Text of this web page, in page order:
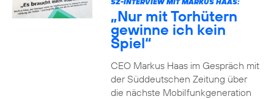
„Nur mit Torhütern
gewinne ich kein
Spiel“
CEO Markus Haas im Gespräch mit
der Süddeutschen Zeitung über
die nächste Mobilfunkgeneration